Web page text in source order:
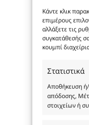
Κάντε κλικ
επιμέρους
αλλάξετε τις
συγκατάθεσής
κουμπί
Στατιστικά
Αποθήκευση
απόδοσης,
στοιχείων ή